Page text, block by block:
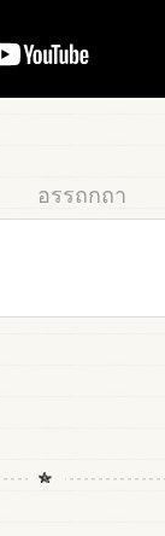
อรรถกถา